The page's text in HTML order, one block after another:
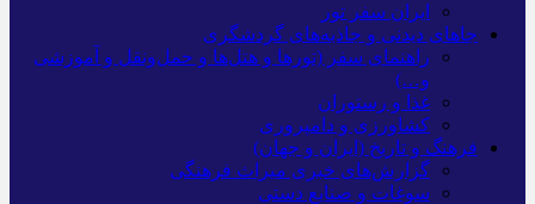
ایران سفر تور
جاهای دیدنی و جاذبه‌های گردشگری
راهنمای سفر (تورها و هتل‌ها و حمل‌و‌نقل و آموزشی
و…)
غذا و رستوران
کشاورزی و دامپروری
فرهنگ و تاریخ (ایران و جهان)
گزارش‌های خبری میراث فرهنگی
سوغات و صنایع دستی